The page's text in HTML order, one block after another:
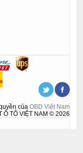
của OBD Việt Nam
Ô TÔ VIỆT NAM © 2026